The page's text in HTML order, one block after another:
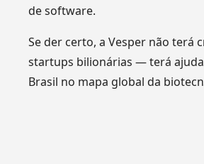
de software.
Se der certo, a Vesper não terá
startups bilionárias — terá
Brasil no mapa global da